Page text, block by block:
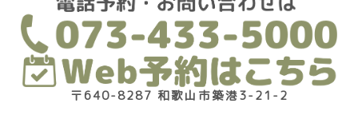
〒640-8287 和歌山市築港3-21-2